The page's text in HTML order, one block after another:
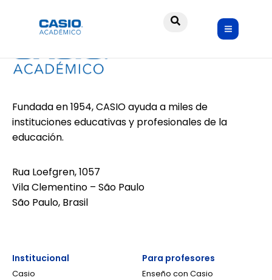
Fundada en 1954, CASIO ayuda a miles de
instituciones educativas y profesionales de la
educación.
Rua Loefgren, 1057
Vila Clementino – São Paulo
São Paulo, Brasil
Institucional
Casio
Para profesores
Enseño con Casio